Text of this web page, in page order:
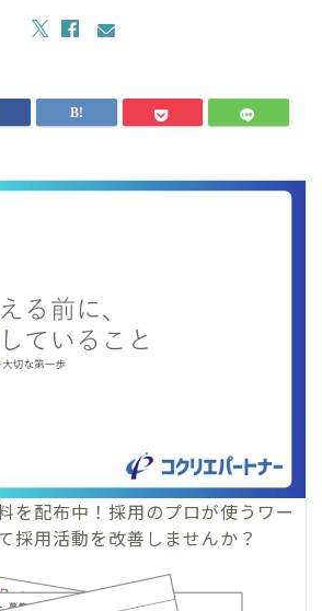
を配布中！採用のプロが使うワー
採用活動を改善しませんか？